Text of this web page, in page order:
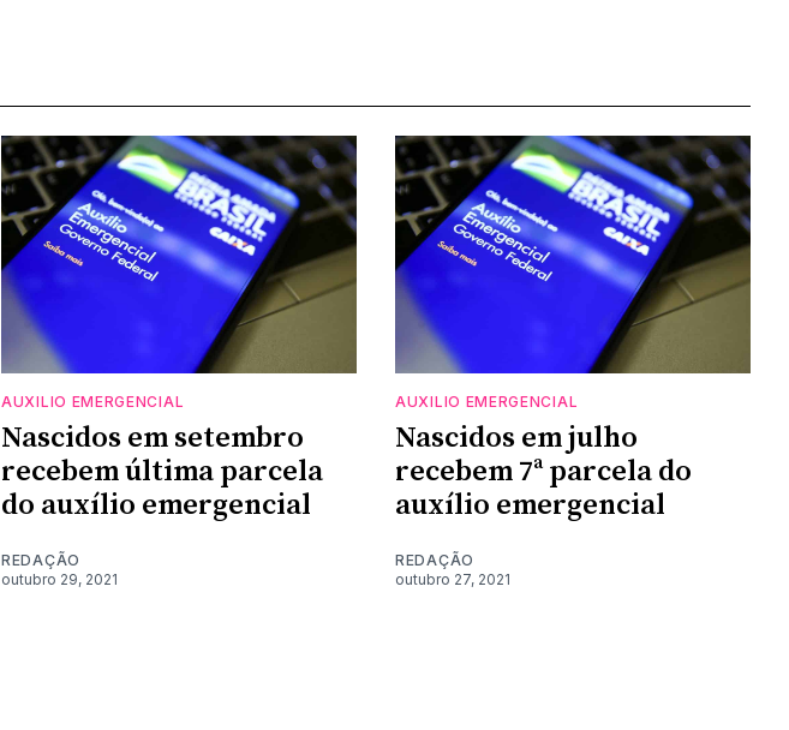
AUXILIO EMERGENCIAL
Nascidos em setembro
recebem última parcela
do auxílio emergencial
REDAÇÃO
outubro 29, 2021
AUXILIO EMERGENCIAL
Nascidos em julho
recebem 7ª parcela do
auxílio emergencial
REDAÇÃO
outubro 27, 2021